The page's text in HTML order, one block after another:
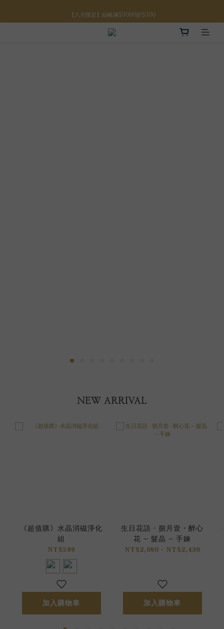
【八月限定】結帳滿$3000折$300
【八月限定】結帳滿$3000折$300
【註冊禮金】新註冊會員贈$100購物金
NEW ARRIVAL
《超值購》水晶消磁淨化
組
NT$599
加入購物車
生日花語 • 捌月壹 • 醉心
花 – 髮晶 – 手鍊
NT$2,080 ~ NT$2,430
加入購物車